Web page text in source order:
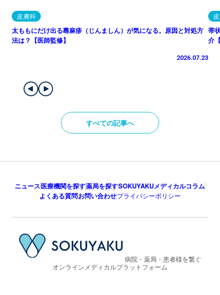
皮膚科
太ももにだけ出る蕁麻疹（じんましん）が気になる。原因と対処方
法は？【医師監修】
2026.07.23
帯
介
すべての記事へ
ニュース医療機関を探す薬局を探すSOKUYAKUメディカルコラム
よくある質問お問い合わせプライバシーポリシー
病院・薬局・患者様を繋ぐ
オンラインメディカルプラットフォーム